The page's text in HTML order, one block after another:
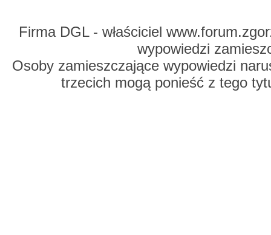
Firma DGL - właściciel
wypowiedzi
Osoby zamieszczające wypowiedzi
trzecich mogą ponieść z tego